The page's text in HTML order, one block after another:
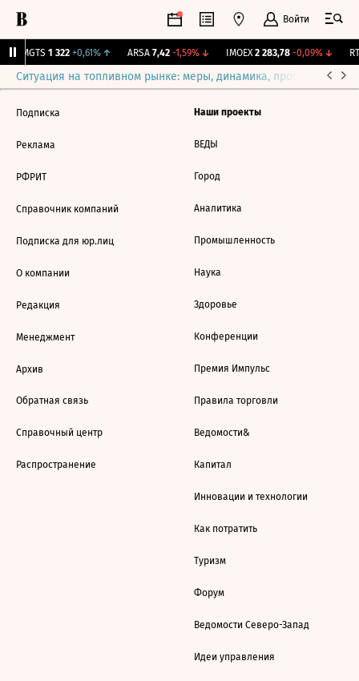
Войти
MGTS 1 322 +0,61%↑ ARSA 7,42 -1,59%↓ IMOEX 2 283,78 -0,09%↓
Ситуация на топливном рынке: меры, динамика, прогнозы
Подписка
Реклама
РФРИТ
Справочник компаний
Подписка для юр.лиц
О компании
Редакция
Менеджмент
Архив
Обратная связь
Справочный центр
Распространение
Наши проекты
ВЕДЫ
Город
Аналитика
Промышленность
Наука
Здоровье
Конференции
Премия Импульс
Правила торговли
Ведомости&
Капитал
Инновации и технологии
Как потратить
Туризм
Форум
Ведомости Северо-Запад
Идеи управления